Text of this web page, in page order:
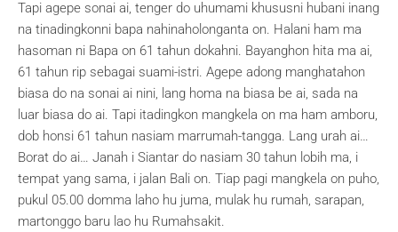
Tapi agepe sonai ai, tenger do uhumami khususni hubani inang
na tinadingkonni bapa nahinaholonganta on. Halani ham ma
hasoman ni Bapa on 61 tahun dokahni. Bayanghon hita ma ai,
61 tahun rip sebagai suami-istri. Agepe adong manghatahon
biasa do na sonai ai nini, lang homa na biasa be ai, sada na
luar biasa do ai. Tapi itadingkon mangkela on ma ham amboru,
dob honsi 61 tahun nasiam marrumah-tangga. Lang urah ai…
Borat do ai… Janah i Siantar do nasiam 30 tahun lobih ma, i
tempat yang sama, i jalan Bali on. Tiap pagi mangkela on puho,
pukul 05.00 domma laho hu juma, mulak hu rumah, sarapan,
martonggo baru lao hu Rumahsakit.